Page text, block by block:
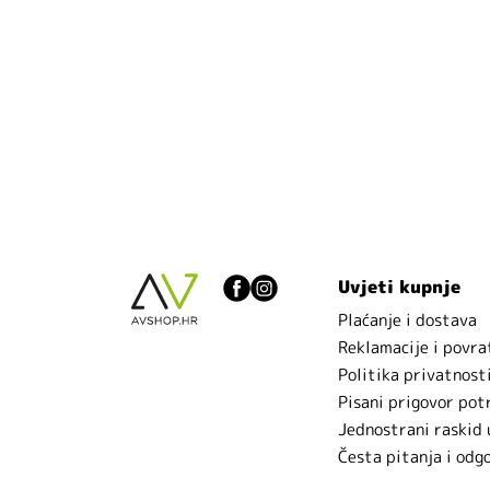
Uvjeti kupnje
Plaćanje i dostava
Reklamacije i
Politika privatnosti
Pisani prigovor
Jednostrani raskid
Česta pitanja i